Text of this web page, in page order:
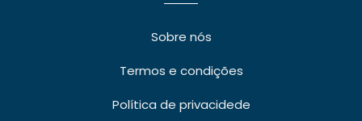
Sobre nós
Termos e condições
Política de privacidede